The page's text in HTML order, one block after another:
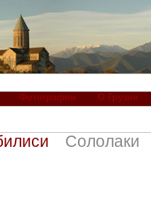
Фотографии О Грузии
Сололаки